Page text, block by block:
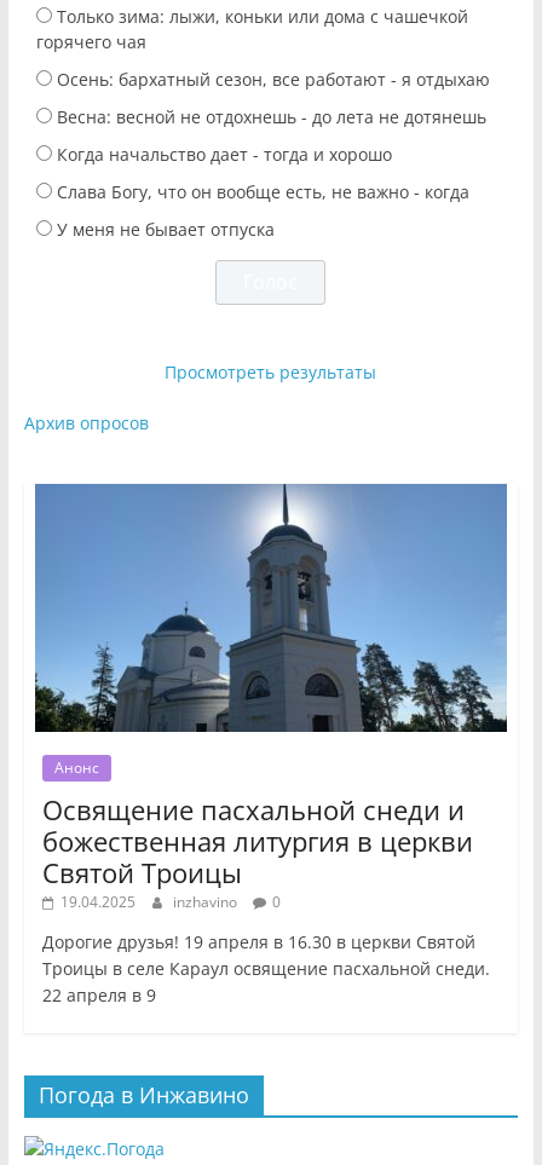
Только зима: лыжи, коньки или дома с чашечкой
горячего чая
Осень: бархатный сезон, все работают - я отдыхаю
Весна: весной не отдохнешь - до лета не дотянешь
Когда начальство дает - тогда и хорошо
Слава Богу, что он вообще есть, не важно - когда
У меня не бывает отпуска
Просмотреть результаты
Архив опросов
Анонс
Освящение пасхальной снеди и
божественная литургия в церкви
Святой Троицы
19.04.2025 inzhavino 0
Дорогие друзья! 19 апреля в 16.30 в церкви Святой
Троицы в селе Караул освящение пасхальной снеди.
22 апреля в 9
Погода в Инжавино